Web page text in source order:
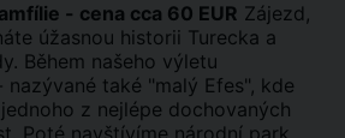
- cena cca 60 EUR Zájezd,
úžasnou historii Turecka a
Během našeho výletu
nazývané také "malý Efes", kde
z nejlépe dochovaných
Poté navštívíme národní park